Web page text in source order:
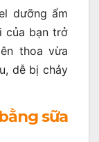
dưỡng ẩm
của bạn trở
thoa vừa
dễ bị chảy
sữa